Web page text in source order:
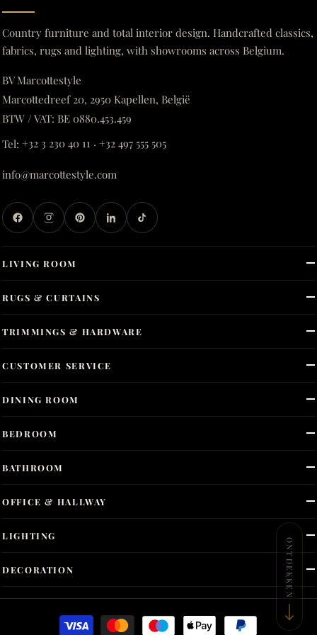
Country furniture and total interior design. Handcrafted classics,
fabrics, rugs and lighting, with showrooms across Belgium.
BV Marcottestyle
Marcottedreef 20, 2950 Kapellen, België
BTW / VAT: BE 0880.453.459
Tel: +32 3 230 40 11 · +32 497 555 505
info@marcottestyle.com
LIVING ROOM
DINING ROOM
BEDROOM
BATHROOM
OFFICE & HALLWAY
LIGHTING
DECORATION
RUGS & CURTAINS
TRIMMINGS & HARDWARE
CUSTOMER SERVICE
ONTDEKKEN